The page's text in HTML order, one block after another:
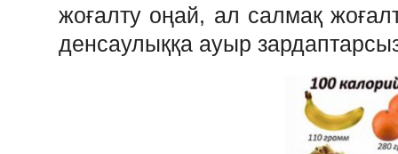
жоғалту оңай, ал салмақ
денсаулыққа ауыр